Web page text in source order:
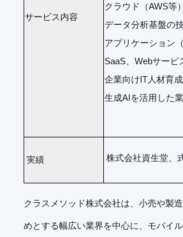
サービス内容
クラウド（AWS等
データ分析基盤の
アプリケーション
SaaS、Webサー
企業向けIT人材育
生成AIを活用した
実績 株式会社資生堂、
クラスメソッド株式会社は、小売や製
めとする幅広い業界を中心に、モバイ